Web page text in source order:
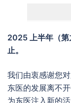
2025 上半年（
止。
我们由衷感谢您
东医的发展离不
为东医注入新的